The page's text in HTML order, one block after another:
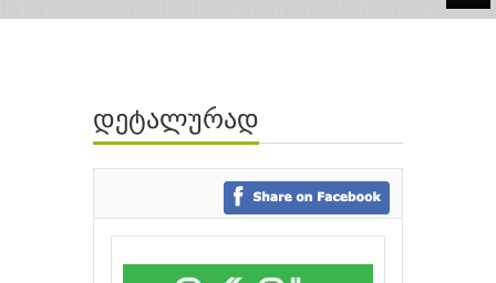
ავტორები
გამომცემლობები
დეტალურად